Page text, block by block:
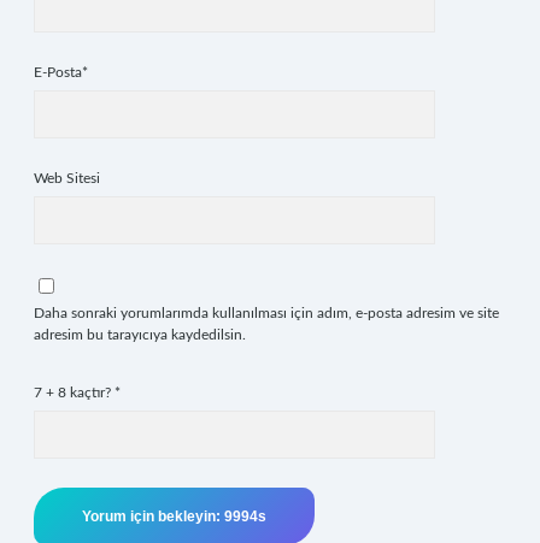
E-Posta*
Web Sitesi
Daha sonraki yorumlarımda kullanılması için adım, e-posta adresim ve site
adresim bu tarayıcıya kaydedilsin.
7 + 8 kaçtır? *